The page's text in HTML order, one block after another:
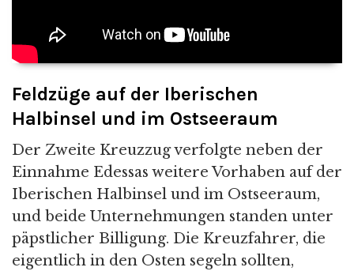
Feldzüge auf der Iberischen
Halbinsel und im Ostseeraum
Der Zweite Kreuzzug verfolgte neben der
Einnahme Edessas weitere Vorhaben auf der
Iberischen Halbinsel und im Ostseeraum,
und beide Unternehmungen standen unter
päpstlicher Billigung. Die Kreuzfahrer, die
eigentlich in den Osten segeln sollten,